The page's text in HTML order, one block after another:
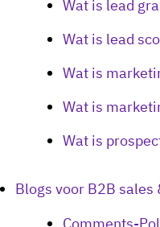
Wat is lead
Wat is lead
Wat is
Wat is
Wat is
Blogs voor B2B